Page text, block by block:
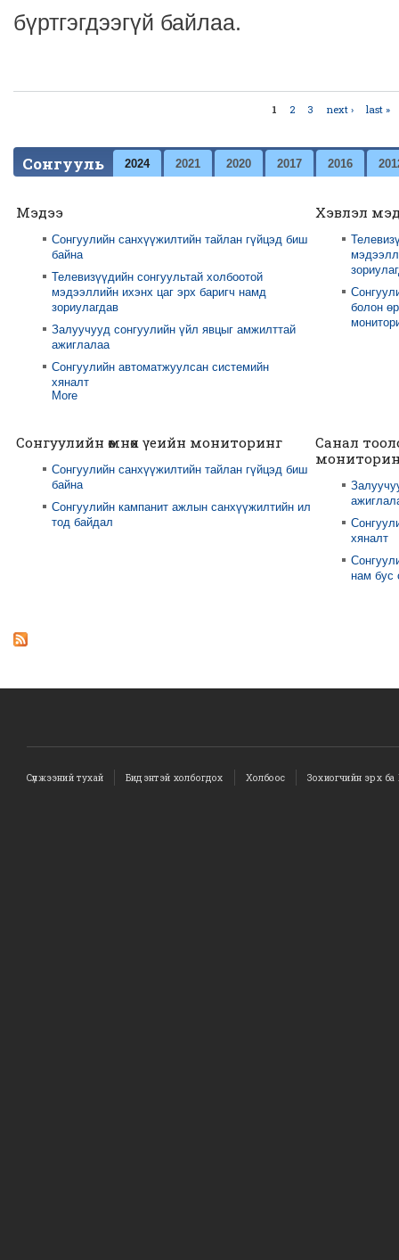
бүртгэгдээгүй байлаа.
1 2 3 next › last »
Сонгууль 2024 2021 2020 2017 2016
Мэдээ
Сонгуулийн санхүүжилтийн тайлан гүйцэд биш
байна
Телевизүүдийн сонгуультай холбоотой
мэдээллийн ихэнх цаг эрх баригч намд
зориулагдав
Залуучууд сонгуулийн үйл явцыг амжилттай
ажиглалаа
Сонгуулийн автоматжуулсан системийн
хяналт
More
Хэвлэл
болон
Сонгуулийн өмнөх үеийн мониторинг
Сонгуулийн санхүүжилтийн тайлан гүйцэд биш
байна
Сонгуулийн кампанит ажлын санхүүжилтийн ил
тод байдал
Санал
хяналт
нам бус
Сүлжээний тухай Бидэнтэй холбогдох Холбоос Зохиогчийн эрх